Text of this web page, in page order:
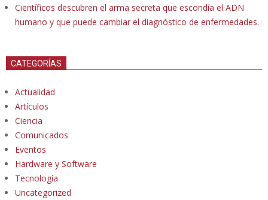
Científicos descubren el arma secreta que escondía el ADN
humano y que puede cambiar el diagnóstico de enfermedades.
CATEGORÍAS
Actualidad
Artículos
Ciencia
Comunicados
Eventos
Hardware y Software
Tecnología
Uncategorized